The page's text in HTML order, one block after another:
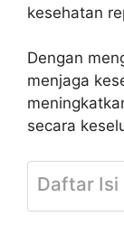
kesehatan
Dengan
menjaga
secara
Daftar Isi